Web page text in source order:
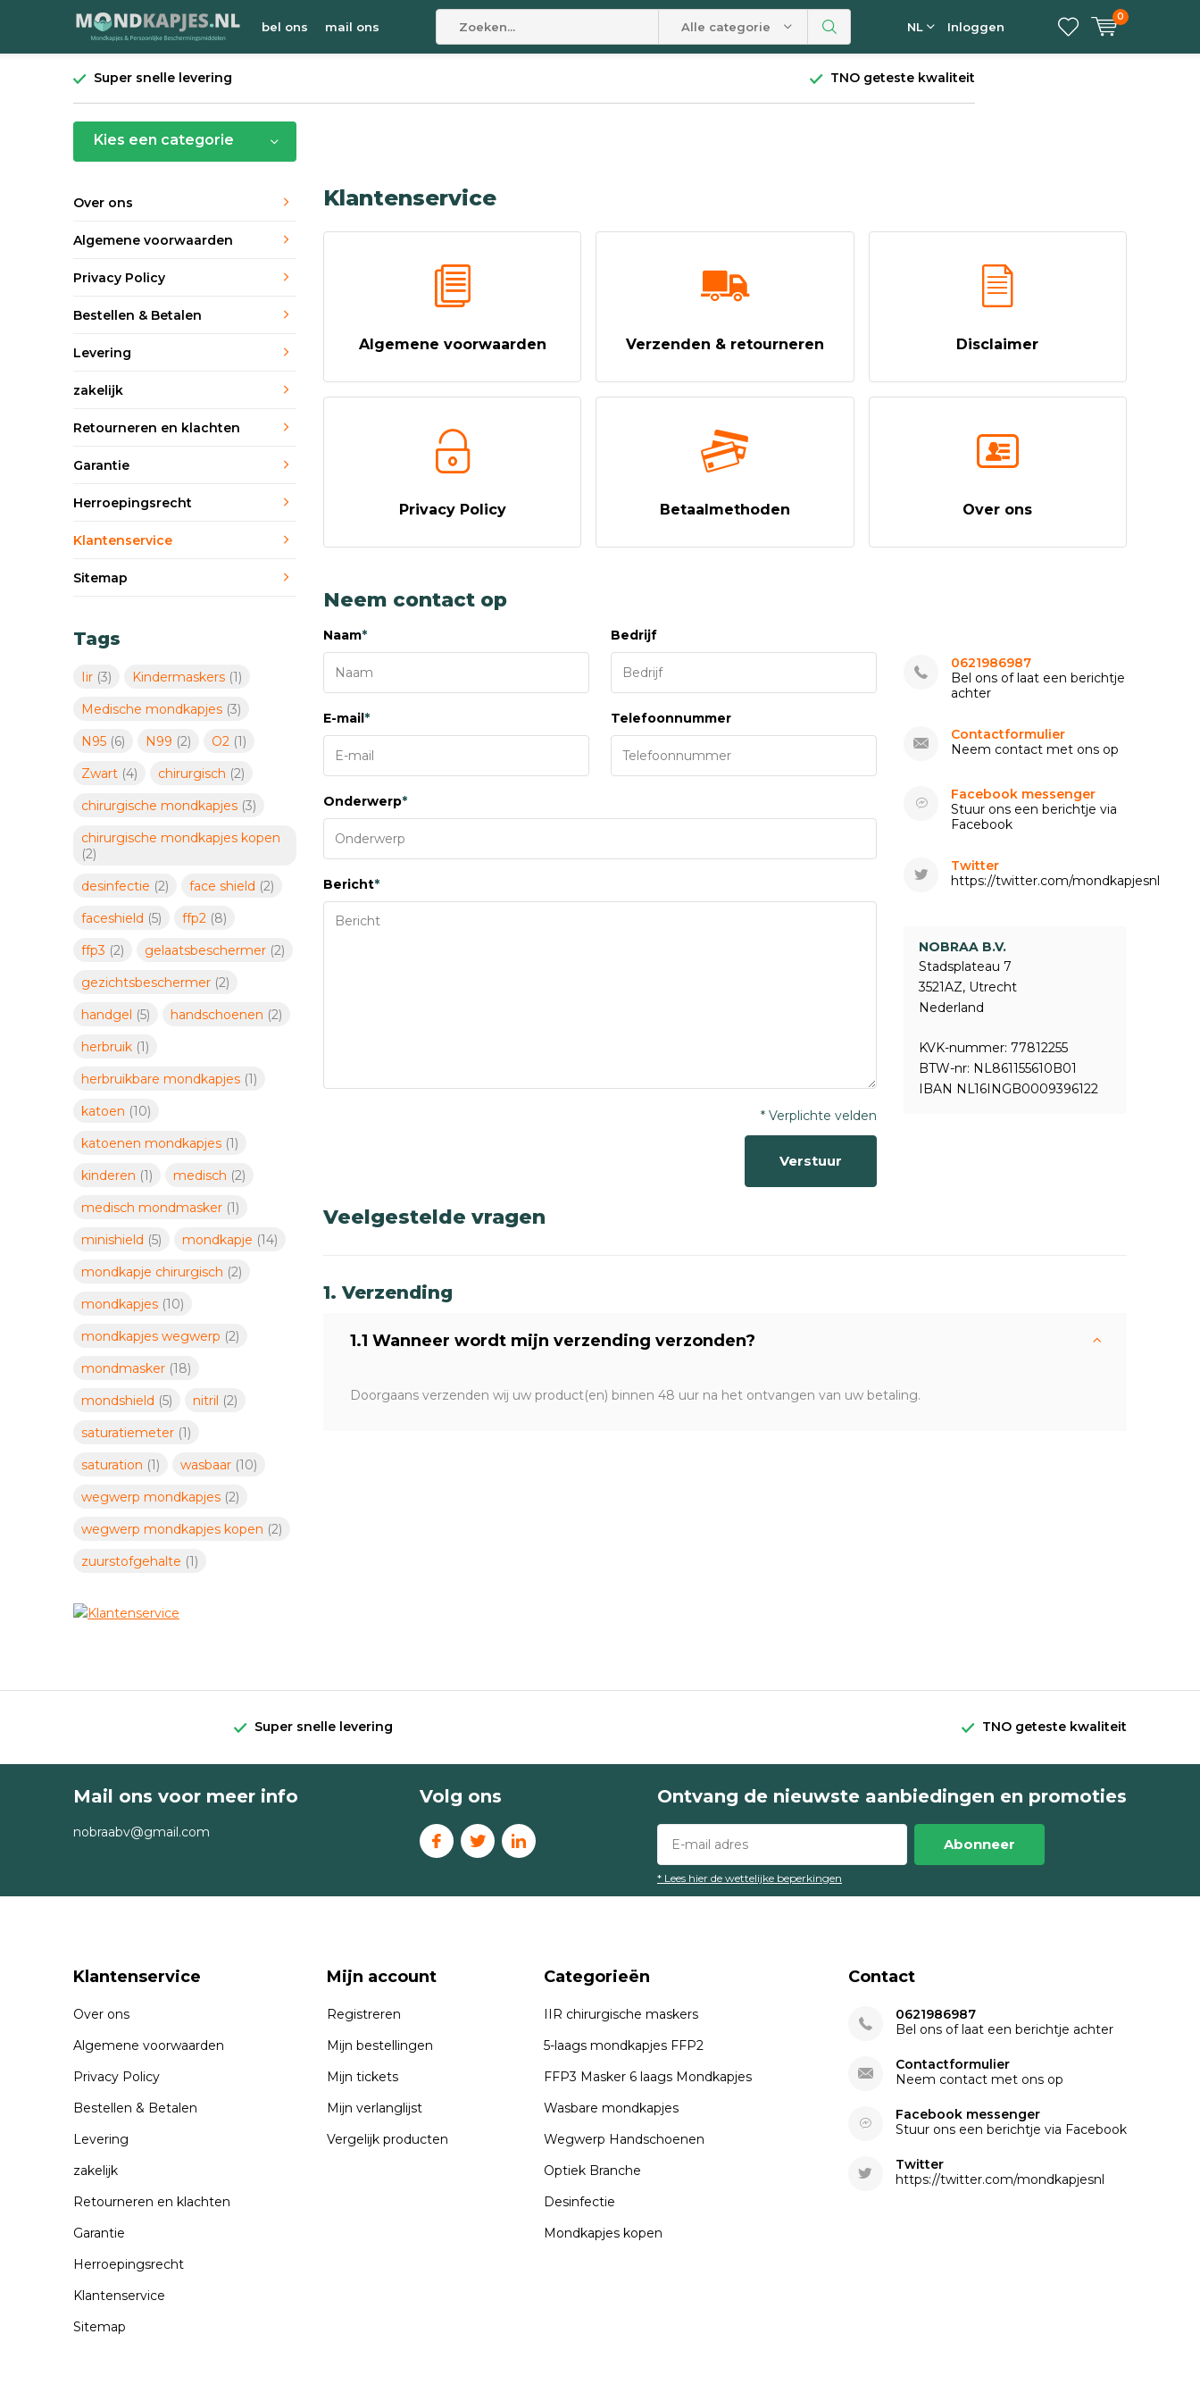
bel ons mail ons Alle categorieën NL Inloggen
0
Super snelle levering TNO geteste kwaliteit
Kies een categorie
Klantenservice
Algemene voorwaarden Verzenden & retourneren Disclaimer
Privacy Policy Betaalmethoden Over ons
Neem contact op
Naam* Bedrijf
E-mail* Telefoonnummer
Onderwerp*
Bericht*
* Verplichte velden
Verstuur
0621986987
Bel ons of laat een berichtje
achter
Contactformulier
Neem contact met ons op
Facebook messenger
Stuur ons een berichtje via
Facebook
Twitter
https://twitter.com/mondkapjesnl
NOBRAA B.V.
Stadsplateau 7
3521AZ, Utrecht
Nederland
KVK-nummer: 77812255
BTW-nr: NL861155610B01
IBAN NL16INGB0009396122
Veelgestelde vragen
1. Verzending
1.1 Wanneer wordt mijn verzending verzonden?
Doorgaans verzenden wij uw product(en) binnen 48 uur na het ontvangen van uw betaling.
Over ons
Algemene voorwaarden
Privacy Policy
Bestellen & Betalen
Levering
zakelijk
Retourneren en klachten
Garantie
Herroepingsrecht
Klantenservice
Sitemap
Tags
Iir (3) Kindermaskers (1)
Medische mondkapjes (3)
N95 (6) N99 (2) O2 (1)
Zwart (4) chirurgisch (2)
chirurgische mondkapjes (3)
chirurgische mondkapjes kopen
(2)
desinfectie (2) face shield (2)
faceshield (5) ffp2 (8)
ffp3 (2) gelaatsbeschermer (2)
gezichtsbeschermer (2)
handgel (5) handschoenen (2)
herbruik (1)
herbruikbare mondkapjes (1)
katoen (10)
katoenen mondkapjes (1)
kinderen (1) medisch (2)
medisch mondmasker (1)
minishield (5) mondkapje (14)
mondkapje chirurgisch (2)
mondkapjes (10)
mondkapjes wegwerp (2)
mondmasker (18)
mondshield (5) nitril (2)
saturatiemeter (1)
saturation (1) wasbaar (10)
wegwerp mondkapjes (2)
wegwerp mondkapjes kopen (2)
zuurstofgehalte (1)
Super snelle levering TNO geteste kwaliteit
Mail ons voor meer info
nobraabv@gmail.com
Volg ons Ontvang de nieuwste aanbiedingen en promoties
Abonneer
* Lees hier de wettelijke beperkingen
Klantenservice
Over ons
Algemene voorwaarden
Privacy Policy
Bestellen & Betalen
Levering
zakelijk
Retourneren en klachten
Garantie
Herroepingsrecht
Klantenservice
Sitemap
Mijn account
Registreren
Mijn bestellingen
Mijn tickets
Mijn verlanglijst
Vergelijk producten
Categorieën
IIR chirurgische maskers
5-laags mondkapjes FFP2
FFP3 Masker 6 laags Mondkapjes
Wasbare mondkapjes
Wegwerp Handschoenen
Optiek Branche
Desinfectie
Mondkapjes kopen
Contact
0621986987
Bel ons of laat een berichtje achter
Contactformulier
Neem contact met ons op
Facebook messenger
Stuur ons een berichtje via Facebook
Twitter
https://twitter.com/mondkapjesnl